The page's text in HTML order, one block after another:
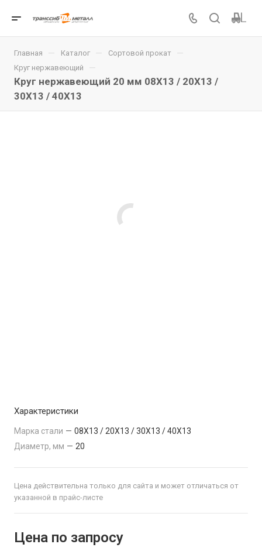
Главная — Каталог — Сортовой прокат —
Круг нержавеющий —
Круг нержавеющий 20 мм 08Х13 / 20Х13 /
30Х13 / 40Х13
Характеристики
Марка стали — 08Х13 / 20Х13 / 30Х13 / 40Х13
Диаметр, мм — 20
Цена действительна только для сайта и может отличаться от
указанной в прайс-листе
Цена по запросу